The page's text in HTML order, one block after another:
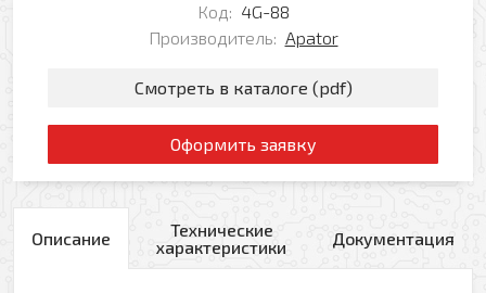
Код: 4G-88
Производитель: Apator
Смотреть в каталоге (pdf)
Оформить заявку
Описание
Технические
характеристики
Документация